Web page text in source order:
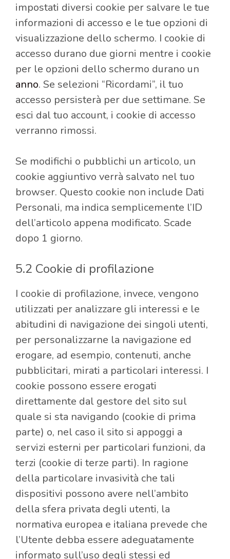
impostati diversi cookie per salvare le tue
informazioni di accesso e le tue opzioni di
visualizzazione dello schermo. I cookie di
accesso durano due giorni mentre i cookie
per le opzioni dello schermo durano un
anno. Se selezioni “Ricordami”, il tuo
accesso persisterà per due settimane. Se
esci dal tuo account, i cookie di accesso
verranno rimossi.
Se modifichi o pubblichi un articolo, un
cookie aggiuntivo verrà salvato nel tuo
browser. Questo cookie non include Dati
Personali, ma indica semplicemente l’ID
dell’articolo appena modificato. Scade
dopo 1 giorno.
5.2 Cookie di profilazione
I cookie di profilazione, invece, vengono
utilizzati per analizzare gli interessi e le
abitudini di navigazione dei singoli utenti,
per personalizzarne la navigazione ed
erogare, ad esempio, contenuti, anche
pubblicitari, mirati a particolari interessi. I
cookie possono essere erogati
direttamente dal gestore del sito sul
quale si sta navigando (cookie di prima
parte) o, nel caso il sito si appoggi a
servizi esterni per particolari funzioni, da
terzi (cookie di terze parti). In ragione
della particolare invasività che tali
dispositivi possono avere nell’ambito
della sfera privata degli utenti, la
normativa europea e italiana prevede che
l’Utente debba essere adeguatamente
informato sull’uso degli stessi ed